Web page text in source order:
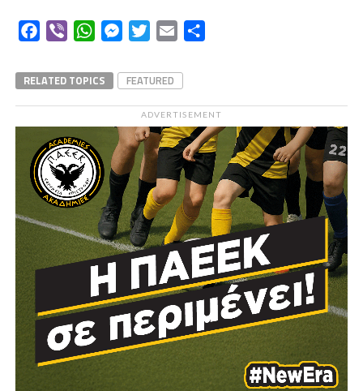
Facebook
Viber WhatsAppMessengerTwitterEmail
RELATED TOPICS FEATURED
ADVERTISEMENT